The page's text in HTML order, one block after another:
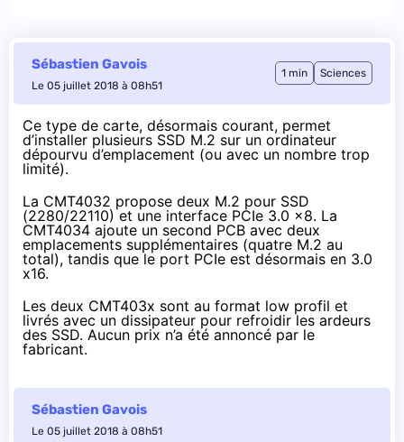
Sébastien Gavois
Le 05 juillet 2018 à 08h51
1 min Sciences
Ce type de carte, désormais courant, permet
d’installer plusieurs SSD M.2 sur un ordinateur
dépourvu d’emplacement (ou avec un nombre trop
limité).
La CMT4032 propose deux M.2 pour SSD
(2280/22110) et une interface PCIe 3.0 x8. La
CMT4034 ajoute un second PCB avec deux
emplacements supplémentaires (quatre M.2 au
total), tandis que le port PCIe est désormais en 3.0
x16.
Les deux CMT403x sont au format low profil et
livrés avec un dissipateur pour refroidir les ardeurs
des SSD. Aucun prix n’a été annoncé par le
fabricant.
Sébastien Gavois
Le 05 juillet 2018 à 08h51